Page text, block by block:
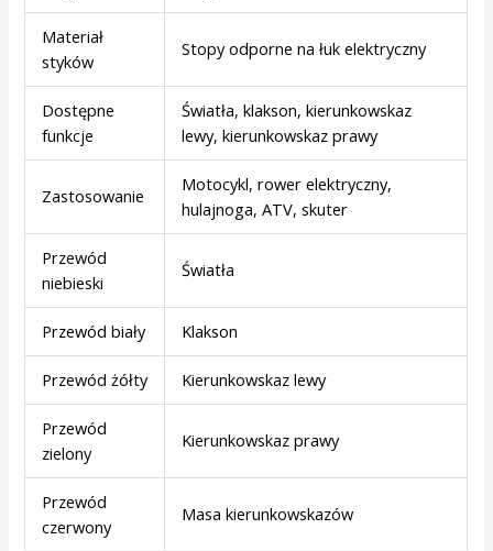
Materiał
styków
Stopy odporne na łuk elektryczny
Dostępne
funkcje
Światła, klakson, kierunkowskaz
lewy, kierunkowskaz prawy
Zastosowanie
Motocykl, rower elektryczny,
hulajnoga, ATV, skuter
Przewód
niebieski
Światła
Przewód biały Klakson
Przewód żółty Kierunkowskaz lewy
Przewód
zielony
Kierunkowskaz prawy
Przewód
czerwony
Masa kierunkowskazów